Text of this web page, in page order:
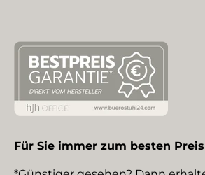
Für Sie immer zum besten Preis